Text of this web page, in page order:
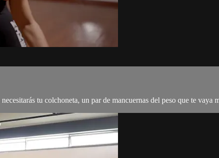
tu colchoneta, un par de mancuernas del peso que te vaya